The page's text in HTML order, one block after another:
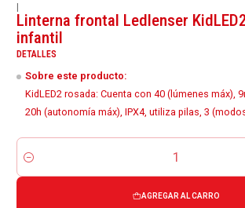
|
Linterna frontal Ledlenser
infantil
DETALLES
Sobre este producto:
KidLED2 rosada: Cuenta con 40 (lúmenes máx),
20h (autonomía máx), IPX4, utiliza pilas, 3
Cantidad
AGREGAR AL CARRO